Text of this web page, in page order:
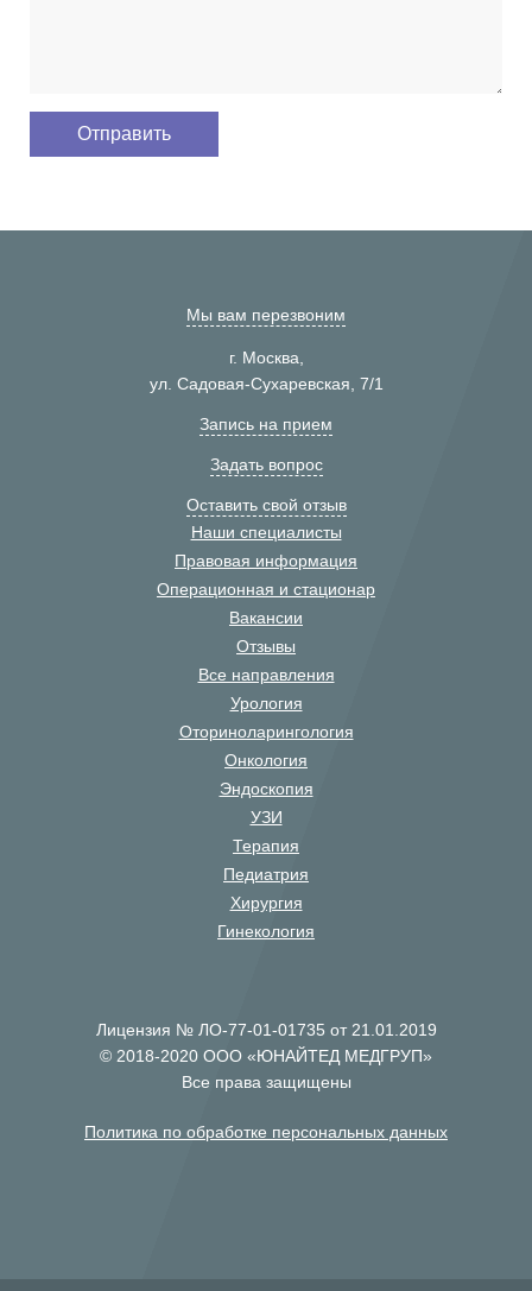
Мы вам перезвоним
г. Москва,
ул. Садовая-Сухаревская, 7/1
Запись на прием
Задать вопрос
Оставить свой отзыв
Наши специалисты
Правовая информация
Операционная и стационар
Вакансии
Отзывы
Все направления
Урология
Оториноларингология
Онкология
Эндоскопия
УЗИ
Терапия
Педиатрия
Хирургия
Гинекология
Лицензия № ЛО-77-01-01735 от 21.01.2019
© 2018-2020 ООО «ЮНАЙТЕД МЕДГРУП»
Все права защищены
Политика по обработке персональных данных